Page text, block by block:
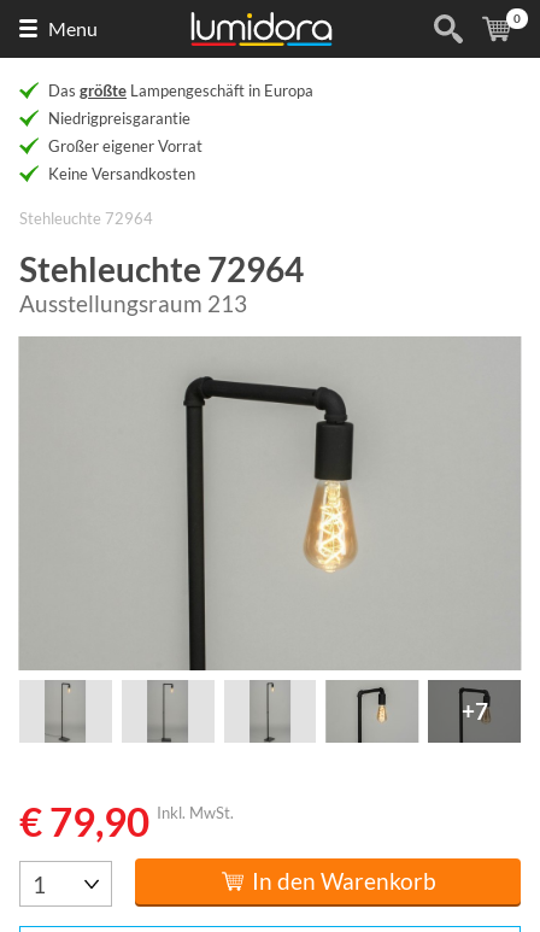
Menu (
0
Das größte Lampengeschäft in Europa
Niedrigpreisgarantie
Großer eigener Vorrat
Keine Versandkosten
Stehleuchte 72964
Stehleuchte 72964
Ausstellungsraum 213
+7
€ 79,90 Inkl. MwSt.
In den Warenkorb